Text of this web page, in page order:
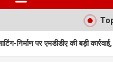
बड़ी कार्रवाई, दो स्थानों पर ध्वस्तीकरण;